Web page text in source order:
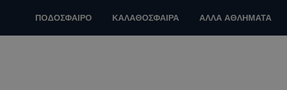
ΠΟΔΟΣΦΑΙΡΟ ΚΑΛΑΘΟΣΦΑΙΡΑ ΑΛΛΑ ΑΘΛΗΜΑΤΑ